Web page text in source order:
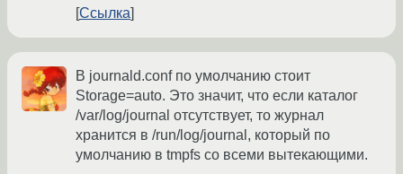
Ссылка
В journald.conf по умолчанию стоит
Storage=auto. Это значит, что если каталог
/var/log/journal отсутствует, то журнал
хранится в /run/log/journal, который по
умолчанию в tmpfs со всеми вытекающими.